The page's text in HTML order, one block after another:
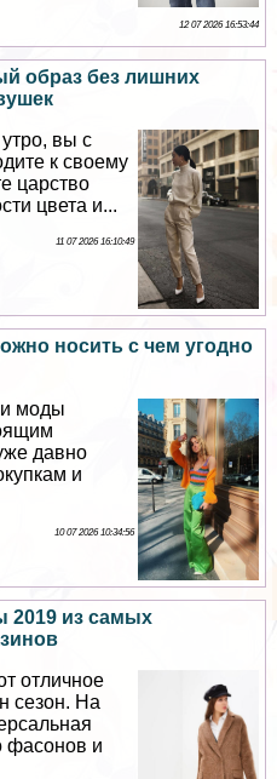
12 07 2026 16:53:44
образ без лишних
вы с
к своему
царство
цвета и...
11 07 2026 16:10:49
носить с чем угодно
моды
давно
и
10 07 2026 10:34:56
2019 из самых
отличное
сезон. На
фасонов и